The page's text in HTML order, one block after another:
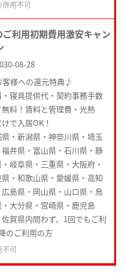
併用不可
ご利用初期費用激安キャン
08-28
客様への還元特典♪
寝具提供代・契約事務手数
料！賃料と管理費・光熱
で入居OK！
・新潟県・神奈川県・埼玉
井県・富山県・石川県・静
岐阜県・三重県・大阪府・
・和歌山県・愛媛県・高知
島県・岡山県・山口県・鳥
大分県・宮崎県・鹿児島
賀県内問わず、1回でもご利
のご利用の方
不可